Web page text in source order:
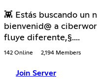
👾 Estás buscando un
bienvenid@ a
fluye diferente,§....
142 Online 2,194 Members
Join Server